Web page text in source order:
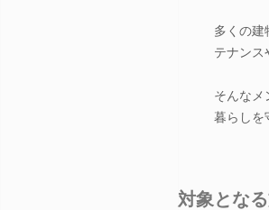
多くの建
テナンス
そんなメ
暮らしを
対象とな